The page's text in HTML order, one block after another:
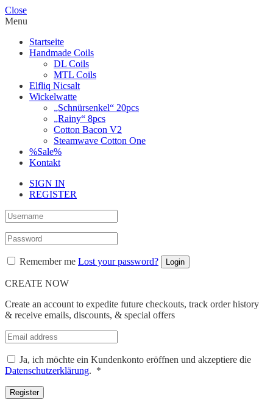
Close
Menu
Startseite
Handmade Coils
DL Coils
MTL Coils
Elfliq Nicsalt
Wickelwatte
„Schnürsenkel“ 20pcs
„Rainy“ 8pcs
Cotton Bacon V2
Steamwave Cotton One
%Sale%
Kontakt
SIGN IN
REGISTER
Remember me Lost your password?
CREATE NOW
Create an account to expedite future checkouts, track order history
& receive emails, discounts, & special offers
Ja, ich möchte ein Kundenkonto eröffnen und akzeptiere die
Datenschutzerklärung. *